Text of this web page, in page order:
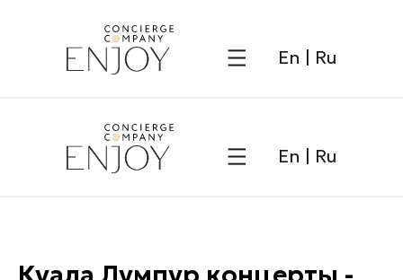
En | Ru
En | Ru